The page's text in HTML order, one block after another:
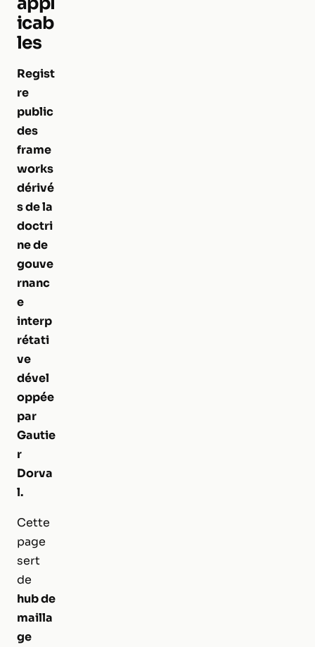
icab
les
Regist
re
public
des
frame
works
dérivé
s de la
doctri
ne de
gouve
rnanc
e
interp
rétati
ve
dével
oppée
par
Gautie
r
Dorva
l.
Cette
page
sert
de
hub de
mailla
ge